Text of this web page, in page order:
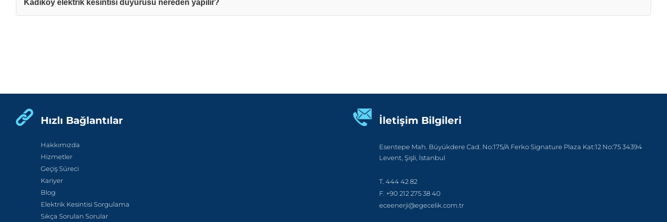
Kadıköy elektrik kesintisi duyurusu nereden yapılır?
Hızlı Bağlantılar
Hakkımızda
Hizmetler
Geçiş Süreci
Kariyer
Blog
Elektrik Kesintisi Sorgulama
Sıkça Sorulan Sorular
İletişim Bilgileri
Esentepe Mah. Büyükdere Cad. No:175/A Ferko Signature Plaza Kat:12 No:75 34394
Levent, Şişli, İstanbul
T. 444 42 82
F. +90 212 275 38 40
eceenerji@egecelik.com.tr